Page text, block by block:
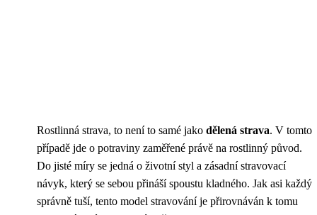
Rostlinná strava, to není to samé jako dělená strava. V tomto
případě jde o potraviny zaměřené právě na rostlinný původ.
Do jisté míry se jedná o životní styl a zásadní stravovací
návyk, který se sebou přináší spoustu kladného. Jak asi každý
správně tuší, tento model stravování je přirovnáván k tomu